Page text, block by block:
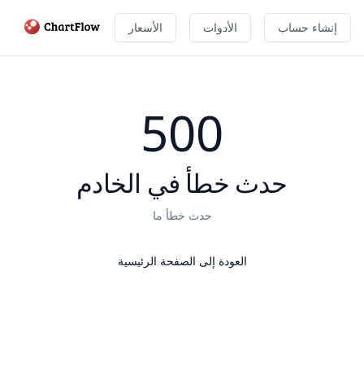
الأسعار الأدوات إنشاء حساب
500
حدث خطأ في الخادم
حدث خطأ ما
العودة إلى الصفحة الرئيسية